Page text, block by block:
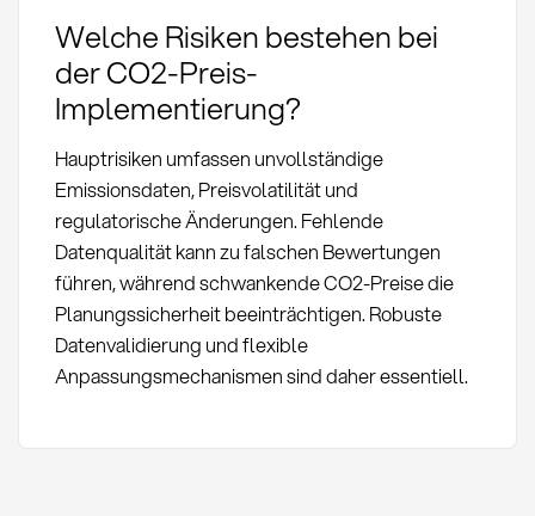
Welche Risiken bestehen bei
der CO2-Preis-
Implementierung?
Hauptrisiken umfassen unvollständige
Emissionsdaten, Preisvolatilität und
regulatorische Änderungen. Fehlende
Datenqualität kann zu falschen Bewertungen
führen, während schwankende CO2-Preise die
Planungssicherheit beeinträchtigen. Robuste
Datenvalidierung und flexible
Anpassungsmechanismen sind daher essentiell.